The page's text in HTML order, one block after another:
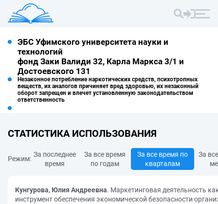
ЭБС Уфимского университета науки и
технологий
фонд Заки Валиди 32, Карла Маркса 3/1 и
Достоевского 131
Незаконное потребление наркотических средств, психотропных
веществ, их аналогов причиняет вред здоровью, их незаконный
оборот запрещен и влечет установленную законодательством
ответственность
СТАТИСТИКА ИСПОЛЬЗОВАНИЯ
Режим:
За последнее
время
За все время
по годам
За все время по
кварталам
За
Кунгурова, Юлия Андреевна. Маркетинговая деятельность
инструмент обеспечения экономической безопасности